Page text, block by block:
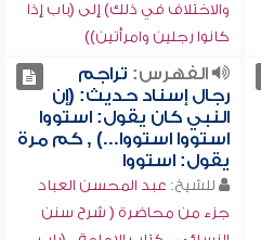
والاختلاف في ذلك) إلى (باب إذا
كانوا رجلين وامرأتين))
الفهرس: تراجم
رجال إسناد حديث: (إن
النبي كان يقول: استووا
استووا استووا...) , كم مرة
يقول: استووا
للشيخ: عبد المحسن العباد
جزء من محاضرة ( شرح سنن